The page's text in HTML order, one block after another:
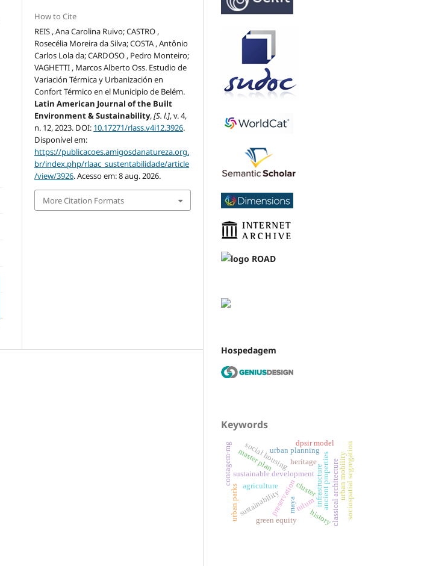
How to Cite
REIS , Ana Carolina Ruivo; CASTRO ,
Rosecélia Moreira da Silva; COSTA , Antônio
Carlos Lola da; CARDOSO , Pedro Monteiro;
VAGHETTI , Marcos Alberto Oss. Estudio de
Variación Térmica y Urbanización en
Confort Térmico en el Municipio de Belém.
Latin American Journal of the Built
Environment & Sustainability,[S. l.], v. 4,
n. 12, 2023. DOI: 10.17271/rlass.v4i12.3926.
Disponível em:
https://publicacoes.amigosdanatureza.org.
br/index.php/rlaac_sustentabilidade/article
/view/3926. Acesso em: 8 aug. 2026.
More Citation Formats
Hospedagem
Keywords
sustainable development
agriculture
infrastructure
preservation ancient properties
sustainability classical architectureurban mobility
social housing
cluster
urban planning
green equity
sociospatial segregation
dpsir model
contagem-mg
urban parks tulum
maya
history
master plan heritage